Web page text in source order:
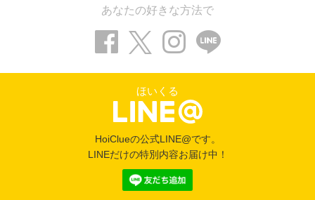
あなたの好きな方法で
ほいくる
HoiClueの公式LINE@です。
LINEだけの特別内容お届け中！